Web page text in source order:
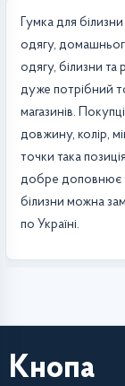
Гумка для
одягу,
одягу, білизни
дуже потрібний
магазинів.
довжину, колір,
точки така
добре доповнює
білизни можна
по Україні.
Кнопа